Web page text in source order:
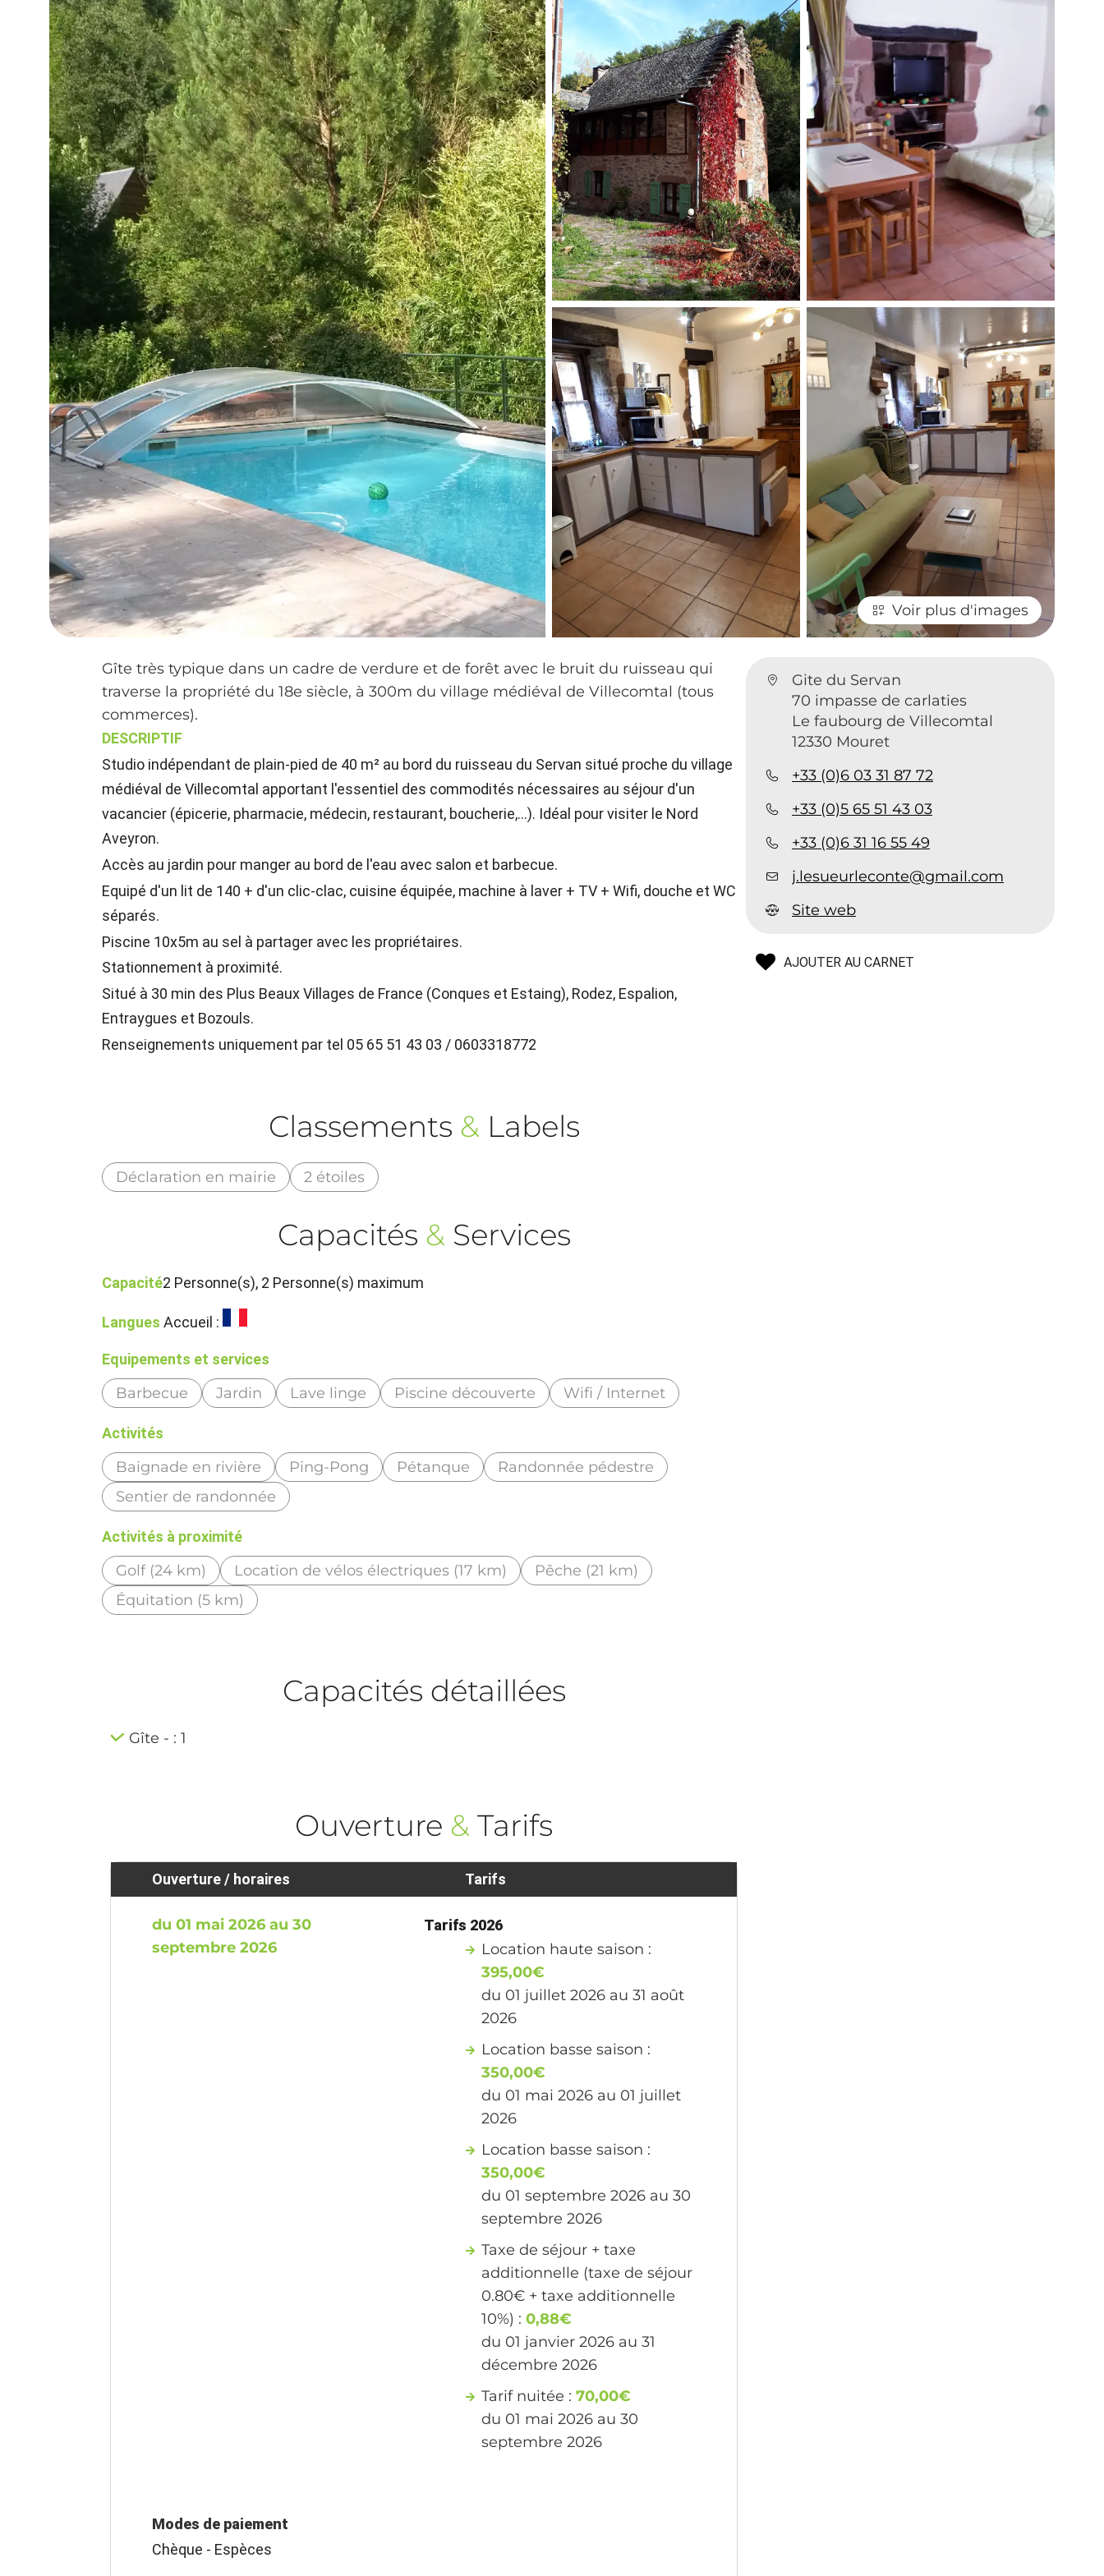
Voir plus d'images
Gite du Servan
70 impasse de carlaties
Le faubourg de Villecomtal
12330 Mouret
+33 (0)6 03 31 87 72
+33 (0)5 65 51 43 03
+33 (0)6 31 16 55 49
j.lesueurleconte@gmail.com
Site web
AJOUTER AU CARNET
Gîte très typique dans un cadre de verdure et de forêt avec le bruit du ruisseau qui
traverse la propriété du 18e siècle, à 300m du village médiéval de Villecomtal (tous
commerces).
DESCRIPTIF
Studio indépendant de plain-pied de 40 m² au bord du ruisseau du Servan situé proche du village
médiéval de Villecomtal apportant l'essentiel des commodités nécessaires au séjour d'un
vacancier (épicerie, pharmacie, médecin, restaurant, boucherie,...). Idéal pour visiter le Nord
Aveyron.
Accès au jardin pour manger au bord de l'eau avec salon et barbecue.
Equipé d'un lit de 140 + d'un clic-clac, cuisine équipée, machine à laver + TV + Wifi, douche et WC
séparés.
Piscine 10x5m au sel à partager avec les propriétaires.
Stationnement à proximité.
Situé à 30 min des Plus Beaux Villages de France (Conques et Estaing), Rodez, Espalion,
Entraygues et Bozouls.
Renseignements uniquement par tel 05 65 51 43 03 / 0603318772
Classements & Labels
Déclaration en mairie 2 étoiles
Capacités & Services
Capacité2 Personne(s), 2 Personne(s) maximum
Langues Accueil :
Equipements et services
Barbecue Jardin Lave linge Piscine découverte Wifi / Internet
Activités
Baignade en rivière Ping-Pong Pétanque
Randonnée pédestre
Sentier de randonnée
Activités à proximité
Golf (24 km) Location de vélos électriques (17 km)
Pêche (21 km)
Équitation (5 km)
Capacités détaillées
Gîte - : 1
Ouverture & Tarifs
Ouverture / horaires
du 01 mai 2026 au 30
septembre 2026
Tarifs
Tarifs 2026
Location haute saison :
395,00€
du 01 juillet 2026 au 31 août
2026
Location basse saison :
350,00€
du 01 mai 2026 au 01 juillet
2026
Location basse saison :
350,00€
du 01 septembre 2026 au 30
septembre 2026
Taxe de séjour + taxe
additionnelle (taxe de séjour
0.80€ + taxe additionnelle
10%) :0,88€
du 01 janvier 2026 au 31
décembre 2026
Tarif nuitée :70,00€
du 01 mai 2026 au 30
septembre 2026
Modes de paiement
Chèque - Espèces